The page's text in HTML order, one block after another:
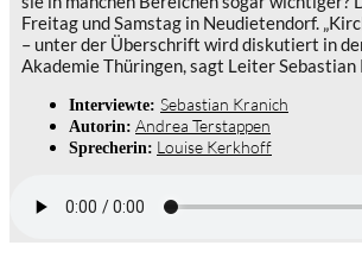
Freitag und Samstag in Neudietendorf.
– unter der Überschrift wird diskutiert in
Akademie Thüringen, sagt Leiter Sebastian
Interviewte: Sebastian Kranich
Autorin: Andrea Terstappen
Sprecherin: Louise Kerkhoff